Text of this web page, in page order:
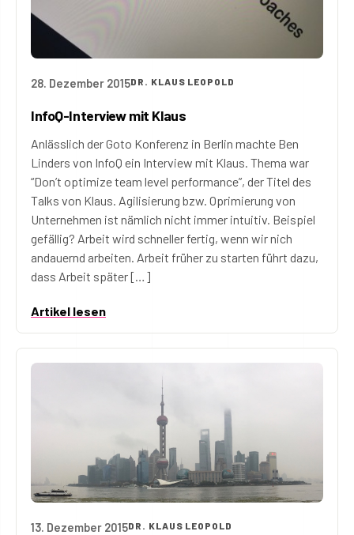
28. Dezember 2015DR. KLAUS LEOPOLD
InfoQ-Interview mit Klaus
Anlässlich der Goto Konferenz in Berlin machte Ben
Linders von InfoQ ein Interview mit Klaus. Thema war
“Don’t optimize team level performance”, der Titel des
Talks von Klaus. Agilisierung bzw. Oprimierung von
Unternehmen ist nämlich nicht immer intuitiv. Beispiel
gefällig? Arbeit wird schneller fertig, wenn wir nich
andauernd arbeiten. Arbeit früher zu starten führt dazu,
dass Arbeit später […]
Artikel lesen
13. Dezember 2015DR. KLAUS LEOPOLD